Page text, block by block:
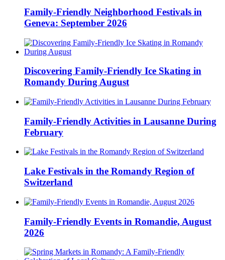
Family-Friendly Neighborhood Festivals in
Geneva: September 2026
Discovering Family-Friendly Ice Skating in
Romandy During August
Family-Friendly Activities in Lausanne During
February
Lake Festivals in the Romandy Region of
Switzerland
Family-Friendly Events in Romandie, August
2026